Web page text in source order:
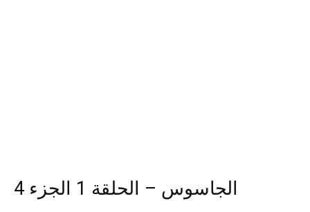
الجاسوس – الحلقة 1 الجزء 4